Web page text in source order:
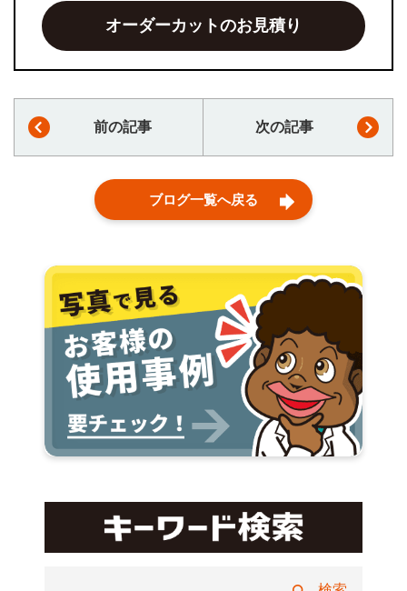
オーダーカットのお見積り
前の記事 次の記事
ブログ一覧へ戻る